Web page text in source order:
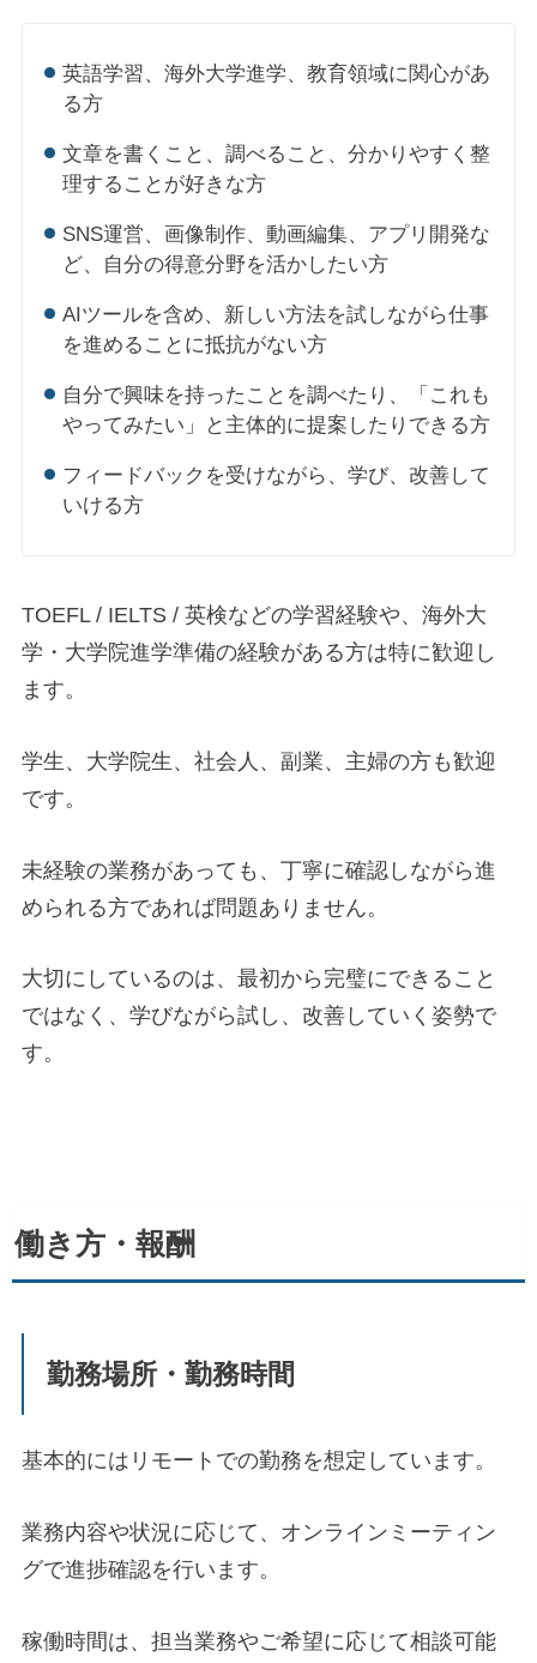
英語学習、海外大学進学、教育領域に関心があ
る方
文章を書くこと、調べること、分かりやすく整
理することが好きな方
SNS運営、画像制作、動画編集、アプリ開発な
ど、自分の得意分野を活かしたい方
AIツールを含め、新しい方法を試しながら仕事
を進めることに抵抗がない方
自分で興味を持ったことを調べたり、「これも
やってみたい」と主体的に提案したりできる方
フィードバックを受けながら、学び、改善して
いける方
TOEFL / IELTS / 英検などの学習経験や、海外大
学・大学院進学準備の経験がある方は特に歓迎し
ます。
学生、大学院生、社会人、副業、主婦の方も歓迎
です。
未経験の業務があっても、丁寧に確認しながら進
められる方であれば問題ありません。
大切にしているのは、最初から完璧にできること
ではなく、学びながら試し、改善していく姿勢で
す。
働き方・報酬
勤務場所・勤務時間
基本的にはリモートでの勤務を想定しています。
業務内容や状況に応じて、オンラインミーティン
グで進捗確認を行います。
稼働時間は、担当業務やご希望に応じて相談可能